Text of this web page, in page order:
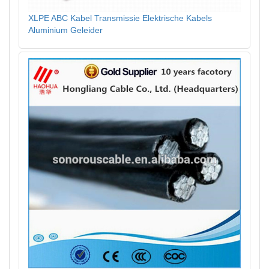
XLPE ABC Kabel Transmissie Elektrische Kabels
Aluminium Geleider